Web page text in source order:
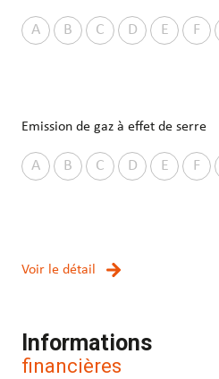
A B C D E F
Emission de gaz à effet de serre
A B C D E F
Voir le détail
Informations
financières